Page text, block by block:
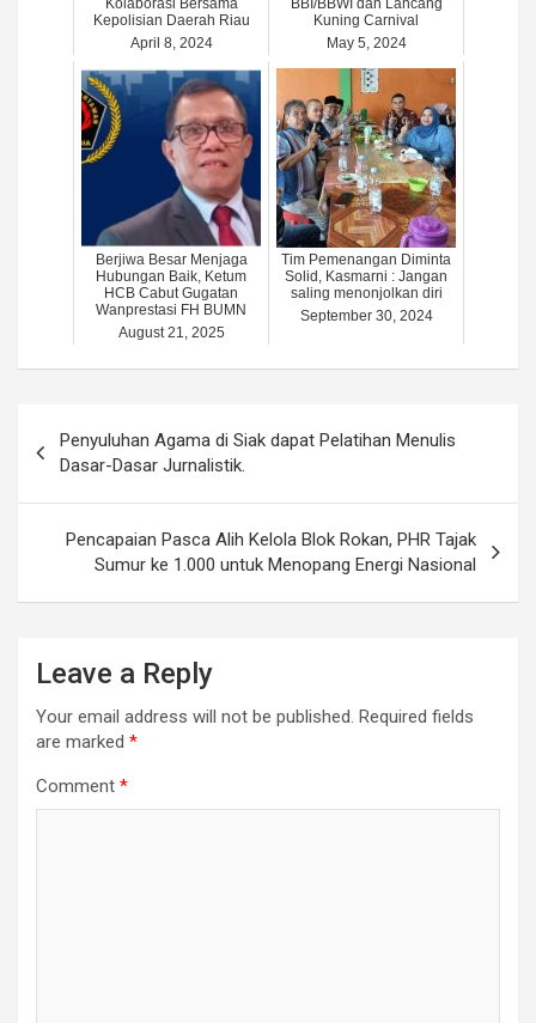
Kolaborasi Bersama
Kepolisian Daerah Riau
April 8, 2024
BBI/BBWI dan Lancang
Kuning Carnival
May 5, 2024
Berjiwa Besar Menjaga
Hubungan Baik, Ketum
HCB Cabut Gugatan
Wanprestasi FH BUMN
August 21, 2025
Tim Pemenangan Diminta
Solid, Kasmarni : Jangan
saling menonjolkan diri
September 30, 2024
navigation
Penyuluhan Agama di Siak dapat Pelatihan Menulis
Dasar-Dasar Jurnalistik.
Pencapaian Pasca Alih Kelola Blok Rokan, PHR Tajak
Sumur ke 1.000 untuk Menopang Energi Nasional
Leave a Reply
Your email address will not be published. Required fields
are marked *
Comment *